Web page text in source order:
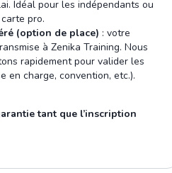
Idéal pour les indépendants ou
pro.
(option de place) : votre
à Zenika Training. Nous
rapidement pour valider les
en charge, convention, etc.).
tant que l’inscription